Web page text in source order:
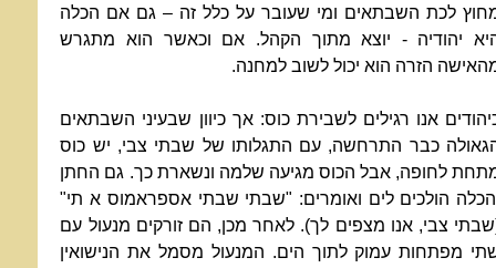
לכת השבתאים ומי שעובר על כלל זה – גם אם הכלה
יהודיה - יוצא מתוך הקהל. אם וכאשר הוא מתגרש
הזרה הוא יכול לשוב למחנה.
אנו רגילים לשבירת כוס: אך כיוון שבעיני השבתאים
כבר התרחשה, עם התגלותו של שבתי צבי, יש כוס
לחופה, אבל הכוס מגיעה שלמה ונשארת כך. גם החתן
הולכים לים ואומרים: "שבתי שבתי אספראמוס א תי"
צבי, אנו מצפים לך). לאחר מכן, הם זורקים מנעול עם
מפתחות עמוק לתוך הים. המנעול מסמל את הנישואין